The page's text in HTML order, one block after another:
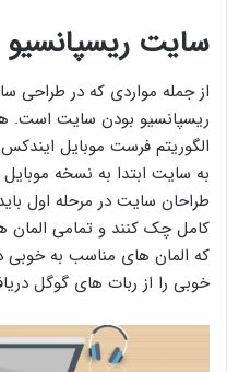
سایت ریسپانسیو
از جمله مواردی که در طراحی
ریسپانسیو بودن سایت است.
الگوریتم فرست موبایل
به سایت ابتدا به نسخه
طراحان سایت در مرحله اول
کامل چک کنند و تمامی المان
که المان های مناسب به خوبی
خوبی را از ربات های گوگل